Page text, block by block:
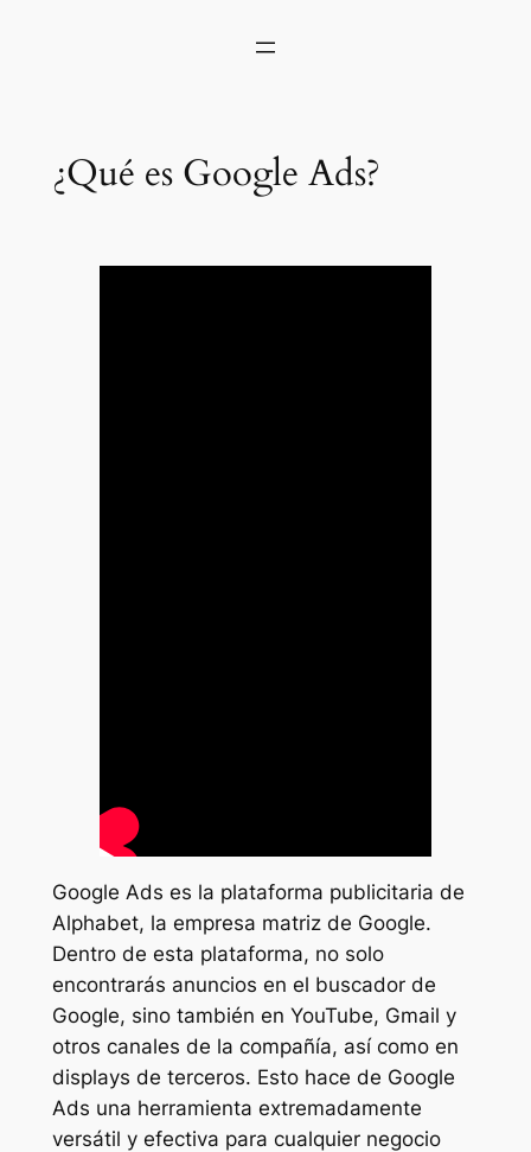
¿Qué es Google Ads?
Google Ads es la plataforma publicitaria de
Alphabet, la empresa matriz de Google.
Dentro de esta plataforma, no solo
encontrarás anuncios en el buscador de
Google, sino también en YouTube, Gmail y
otros canales de la compañía, así como en
displays de terceros. Esto hace de Google
Ads una herramienta extremadamente
versátil y efectiva para cualquier negocio